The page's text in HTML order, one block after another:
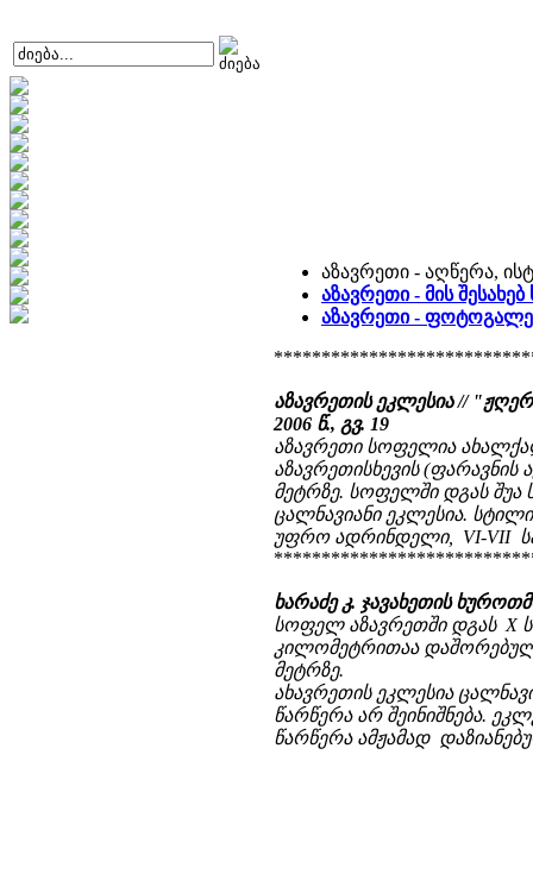
აზავრეთი - აღწერა,
აზავრეთი - მის
აზავრეთი -
აზავრეთის ეკლესია //
2006 წ., გვ. 19
აზავრეთი სოფელია
აზავრეთისხევის (ფარავნის
მეტრზე. სოფელში დგას
ცალნავიანი ეკლესია.
უფრო ადრინდელი, VI-VII
ხარაძე კ. ჯავახეთის
სოფელ აზავრეთში დგას X
კილომეტრითაა
მეტრზე.
ახავრეთის ეკლესია
წარწერა არ შეინიშნება.
წარწერა ამჟამად